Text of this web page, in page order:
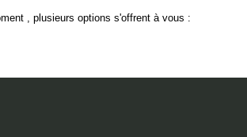
le moment , plusieurs options s'offrent à vous :